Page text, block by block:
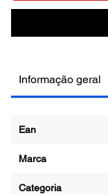
Informação geral
Ean
Marca
Categoria